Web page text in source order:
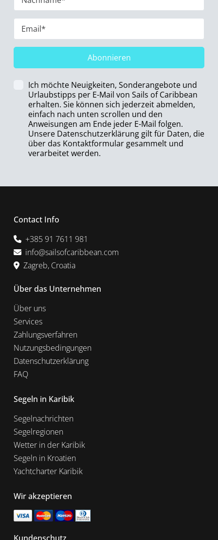
Abonnieren
Ich möchte Neuigkeiten, Sonderangebote und
Urlaubstipps per E-Mail von Sails of Caribbean
erhalten. Sie können sich jederzeit abmelden,
einfach nach unten scrollen und den
Anweisungen am Ende jeder E-Mail folgen.
Unsere Datenschutzerklärung gilt für Daten, die
über das Kontaktformular gesammelt und
verarbeitet werden.
Contact Info
+385 91 7611 981
info@sailsofcaribbean.com
Zagreb, Croatia
Über das Unternehmen
Über uns
Services
Zahlungsverfahren
Nutzungsbedingungen
Datenschutzerklärung
FAQ
Segeln in Karibik
Segelnachrichten
Segelregionen
Wetter in der Karibik
Segeln in Kroatien
Yachtcharter Karibik
Wir akzeptieren